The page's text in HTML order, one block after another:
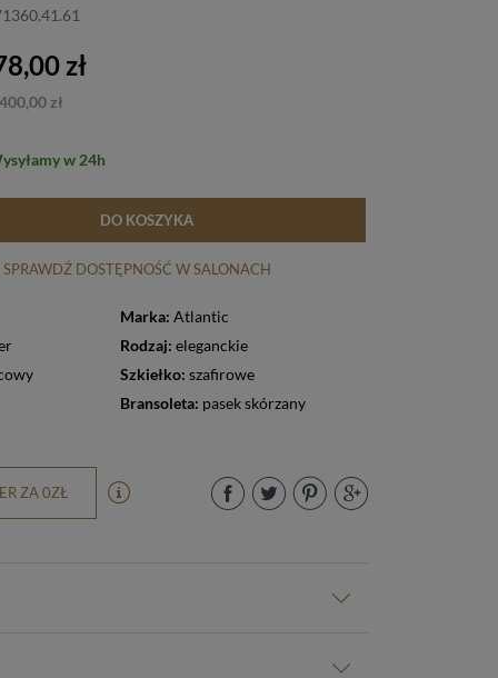
zł
zł
w 24h
DO KOSZYKA
SPRAWDŹ DOSTĘPNOŚĆ W SALONACH
Marka: Atlantic
Rodzaj:eleganckie
Szkiełko: szafirowe
Bransoleta: pasek skórzany
ZA 0ZŁ